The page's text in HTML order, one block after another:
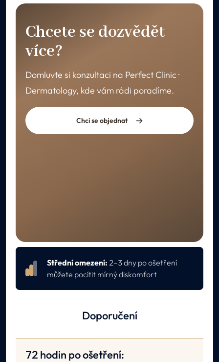
Chcete se dozvědět
více?
Domluvte si konzultaci na Perfect Clinic ·
Dermatology, kde vám rádi poradíme.
Chci se objednat
Střední omezení: 2–3 dny po ošetření
můžete pocítit mírný diskomfort
Doporučení
72 hodin po ošetření: